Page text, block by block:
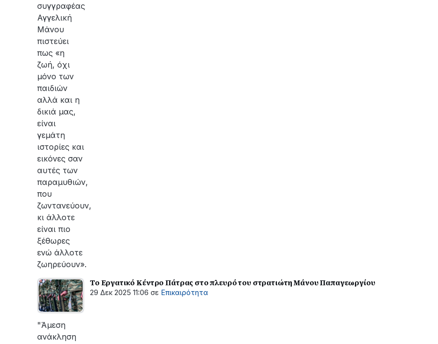
συγγραφέας
Αγγελική
Μάνου
πιστεύει
πως «η
ζωή, όχι
μόνο των
παιδιών
αλλά και η
δικιά μας,
είναι
γεμάτη
ιστορίες και
εικόνες σαν
αυτές των
παραμυθιών,
που
ζωντανεύουν,
κι άλλοτε
είναι πιο
ξέθωρες
ενώ άλλοτε
ζωηρεύουν».
Το Εργατικό Κέντρο Πάτρας στο πλευρό του στρατιώτη Μάνου Παπαγεωργίου
29 Δεκ 2025 11:06 σε Επικαιρότητα
"Άμεση
ανάκληση